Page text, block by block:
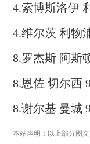
4.索博斯洛伊
4.维尔茨 利物
8.罗杰斯 阿斯
8.恩佐 切尔西
8.谢尔基 曼城
本站声明：以上部分图